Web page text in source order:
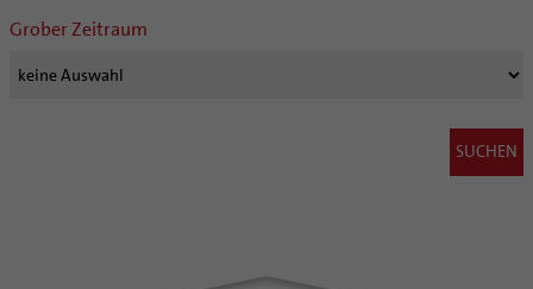
Grober Zeitraum